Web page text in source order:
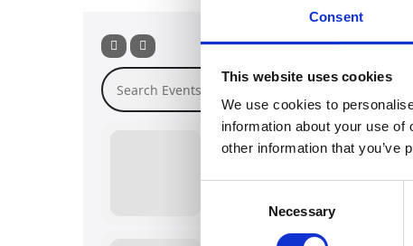
Consent
This website uses cookies
We use cookies to
information about your use
other information that you’ve
Necessary
Search Events